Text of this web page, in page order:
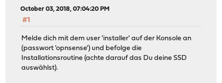
October 03, 2018, 07:04:20 PM
#1
Melde dich mit dem user 'installer' auf der Konsole an
(passwort 'opnsense') und befolge die
Installationsroutine (achte darauf das Du deine SSD
auswählst).